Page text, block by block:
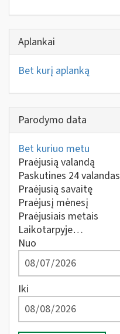
Aplankai
Bet kurį aplanką
Parodymo data
Bet kuriuo metu
Praėjusią valandą
Paskutines 24 valandas
Praėjusią savaitę
Praėjusį mėnesį
Praėjusiais metais
Laikotarpyje…
Nuo
Iki